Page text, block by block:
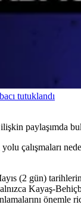
tutuklandı
paylaşımda
çalışmaları
(2 gün)
Kayaş-